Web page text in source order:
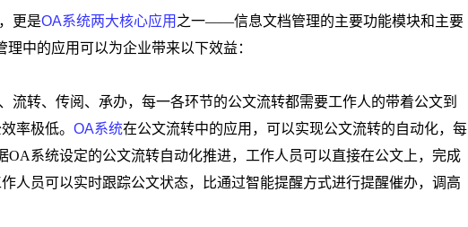
更是OA系统两大核心应用 之一——信息文档管理的主要功能模块和主要
理中的应用可以为企业带来以下效益：
流转、传阅、承办，每一各环节的公文流转都需要工作人的带着公文到
率极低。 OA系统在公文流转中的应用，可以实现公文流转的自动化，每
OA系统设定的公文流转自动化推进，工作人员可以直接在公文上，完成
人员可以实时跟踪公文状态，比通过智能提醒方式进行提醒催办，调高